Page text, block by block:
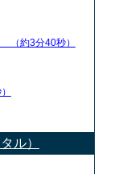
（約3分40秒）
ル）